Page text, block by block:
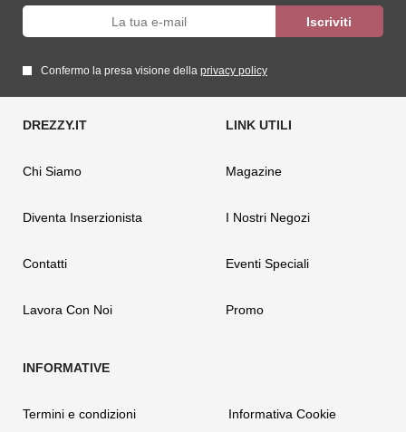
Confermo la presa visione della privacy policy
Chi Siamo
Diventa Inserzionista
Contatti
Lavora Con Noi
Magazine
I Nostri Negozi
Eventi Speciali
Promo
Termini e condizioni Informativa Cookie